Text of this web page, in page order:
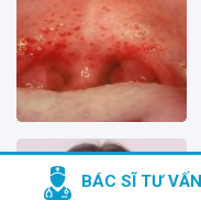
BÁC SĨ TƯ VẤN